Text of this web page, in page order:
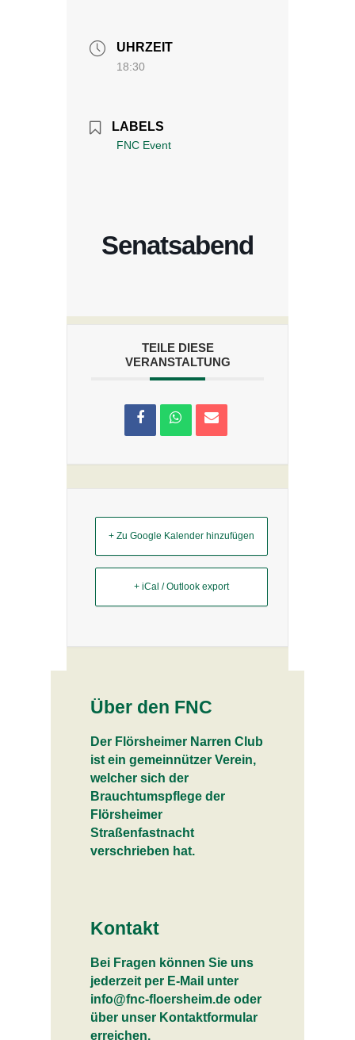
UHRZEIT
18:30
LABELS
FNC Event
Senatsabend
TEILE DIESE
VERANSTALTUNG
+ Zu Google Kalender hinzufügen
+ iCal / Outlook export
Über den FNC
Der Flörsheimer Narren Club
ist ein gemeinnützer Verein,
welcher sich der
Brauchtumspflege der
Flörsheimer
Straßenfastnacht
verschrieben hat.
Kontakt
Bei Fragen können Sie uns
jederzeit per E-Mail unter
info@fnc-floersheim.de oder
über unser Kontaktformular
erreichen.